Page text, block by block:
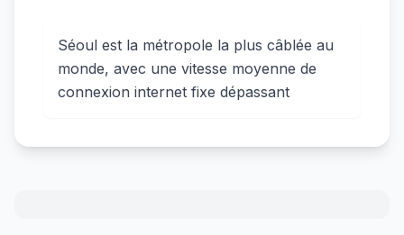
Séoul est la métropole la plus câblée au
monde, avec une vitesse moyenne de
connexion internet fixe dépassant